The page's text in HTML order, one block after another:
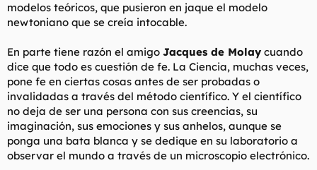
modelos teóricos, que pusieron en jaque el modelo
newtoniano que se creía intocable.
En parte tiene razón el amigo Jacques de Molay cuando
dice que todo es cuestión de fe. La Ciencia, muchas veces,
pone fe en ciertas cosas antes de ser probadas o
invalidadas a través del método científico. Y el científico
no deja de ser una persona con sus creencias, su
imaginación, sus emociones y sus anhelos, aunque se
ponga una bata blanca y se dedique en su laboratorio a
observar el mundo a través de un microscopio electrónico.